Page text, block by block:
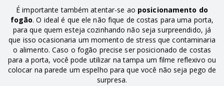
É importante também atentar-se ao posicionamento do
fogão. O ideal é que ele não fique de costas para uma porta,
para que quem esteja cozinhando não seja surpreendido, já
que isso ocasionaria um momento de stress que contaminaria
o alimento. Caso o fogão precise ser posicionado de costas
para a porta, você pode utilizar na tampa um filme reflexivo ou
colocar na parede um espelho para que você não seja pego de
surpresa.